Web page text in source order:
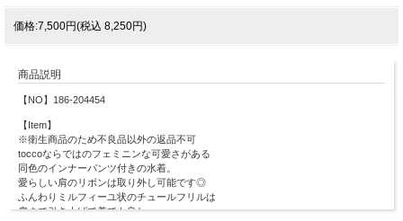
価格:7,500円(税込 8,250円)
商品説明
【NO】186-204454
【Item】
※衛生商品のため不良品以外の返品不可
toccoならではのフェミニンな可愛さがある
同色のインナーパンツ付きの水着。
愛らしい肩のリボンは取り外し可能です◎
ふんわりミルフィーユ状のチュールフリルは
肩まで引き上げて着ても良し、